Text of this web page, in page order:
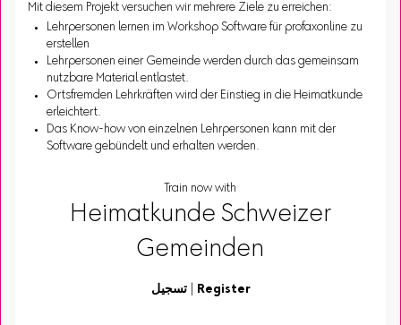
Mit diesem Projekt versuchen wir mehrere Ziele zu erreichen:
Lehrpersonen lernen im Workshop Software für profaxonline zu
erstellen
Lehrpersonen einer Gemeinde werden durch das gemeinsam
nutzbare Material entlastet.
Ortsfremden Lehrkräften wird der Einstieg in die Heimatkunde
erleichtert.
Das Know-how von einzelnen Lehrpersonen kann mit der
Software gebündelt und erhalten werden.
Train now with
Heimatkunde Schweizer
Gemeinden
تسجيل| Register